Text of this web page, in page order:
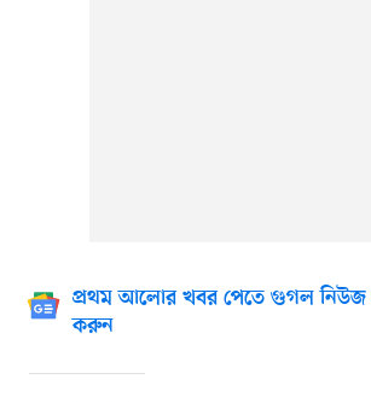
প্রথম আলোর খবর পেতে গুগল নিউজ
করুন